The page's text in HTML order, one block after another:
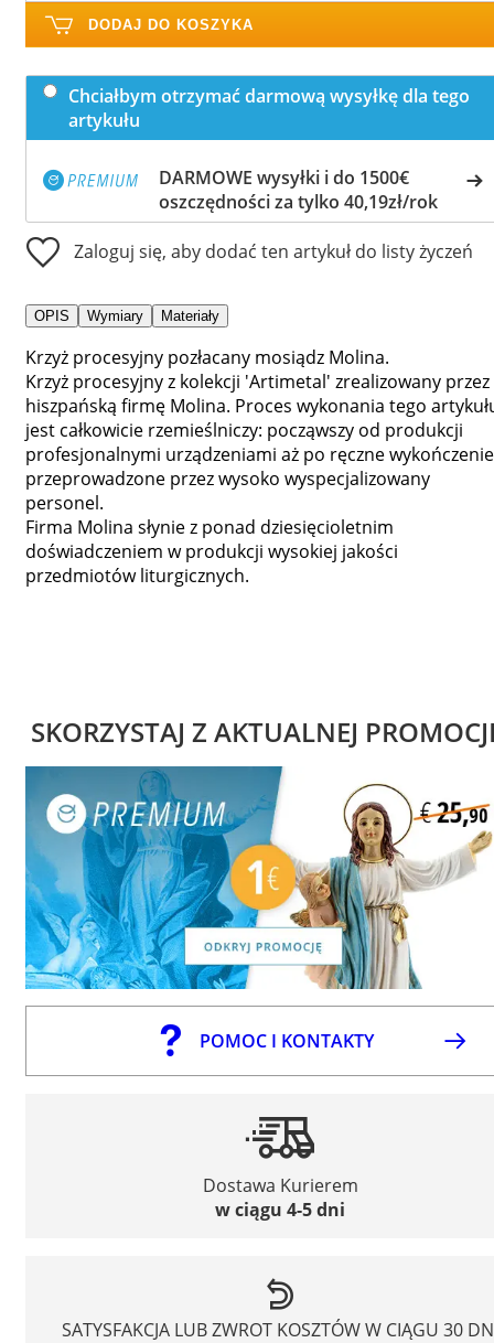
DODAJ DO KOSZYKA
Chciałbym otrzymać darmową wysyłkę dla tego
artykułu
DARMOWE wysyłki i do 1500€
oszczędności za tylko 40,19zł/rok
Zaloguj się, aby dodać ten artykuł do listy życzeń
OPIS Wymiary Materiały
Krzyż procesyjny pozłacany mosiądz Molina.
Krzyż procesyjny z kolekcji 'Artimetal' zrealizowany przez
hiszpańską firmę Molina. Proces wykonania tego
jest całkowicie rzemieślniczy: począwszy od produkcji
profesjonalnymi urządzeniami aż po ręczne wykończenie
przeprowadzone przez wysoko wyspecjalizowany
personel.
Firma Molina słynie z ponad dziesięcioletnim
doświadczeniem w produkcji wysokiej jakości
przedmiotów liturgicznych.
SKORZYSTAJ Z AKTUALNEJ
POMOC I KONTAKTY
Dostawa Kurierem
w ciągu 4-5 dni
SATYSFAKCJA LUB ZWROT KOSZTÓW W CIĄGU 30